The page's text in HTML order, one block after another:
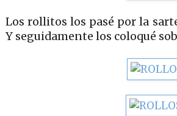
Los rollitos los pasé por la
Y seguidamente los coloqué